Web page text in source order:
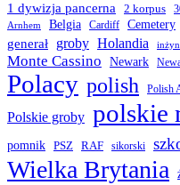
1 dywizja pancerna 2 korpus
Arnhem Belgia Cardiff Cemetery
generał
groby Holandia
Monte Cassino Newark
Polacy polish Polish
Polskie groby polskie
pomnik PSZ RAF sikorski
Wielka Brytania